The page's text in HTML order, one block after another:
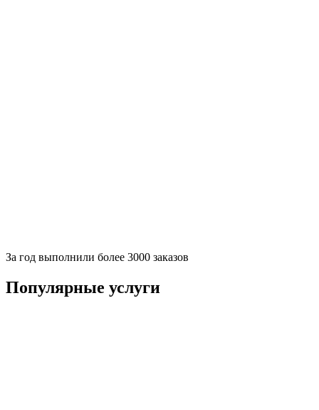
За год выполнили более 3000 заказов
Популярные услуги